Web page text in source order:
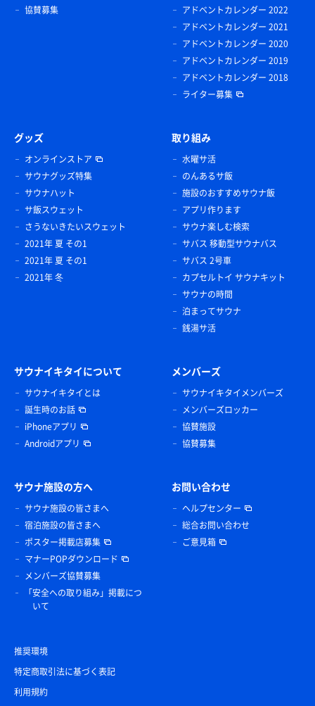
協賛募集
アドベントカレンダー 2022
アドベントカレンダー 2021
アドベントカレンダー 2020
アドベントカレンダー 2019
アドベントカレンダー 2018
ライター募集
グッズ
オンラインストア
サウナグッズ特集
サウナハット
サ飯スウェット
さうないきたいスウェット
2021年 夏 その1
2021年 夏 その1
2021年 冬
取り組み
水曜サ活
のんあるサ飯
施設のおすすめサウナ飯
アプリ作ります
サウナ楽しむ検索
サバス 移動型サウナバス
サバス 2号車
カプセルトイ サウナキット
サウナの時間
泊まってサウナ
銭湯サ活
サウナイキタイについて
サウナイキタイとは
誕生時のお話
iPhoneアプリ
Androidアプリ
メンバーズ
サウナイキタイメンバーズ
メンバーズロッカー
協賛施設
協賛募集
サウナ施設の方へ
サウナ施設の皆さまへ
宿泊施設の皆さまへ
ポスター掲載店募集
マナーPOPダウンロード
メンバーズ協賛募集
「安全への取り組み」掲載につ
いて
お問い合わせ
ヘルプセンター
総合お問い合わせ
ご意見箱
推奨環境
特定商取引法に基づく表記
利用規約